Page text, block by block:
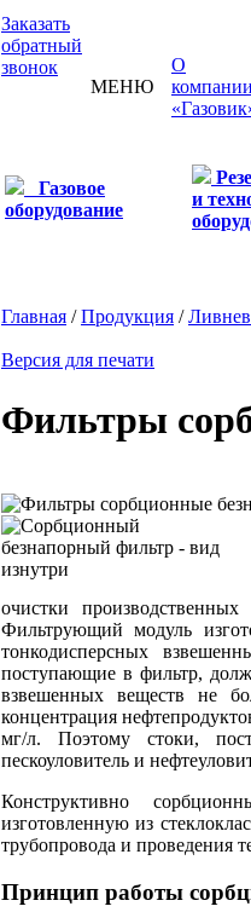
Заказать
обратный
звонок
МЕНЮ
О
Газовое
оборудование
и
Главная /Продукция /
Версия для печати
Фильтры
очистки
Фильтрующий модуль
тонкодисперсных
поступающие в фильтр,
взвешенных веществ не
концентрация
мг/л. Поэтому стоки,
пескоуловитель и
Конструктивно
изготовленную из
трубопровода и проведения
Принцип работы